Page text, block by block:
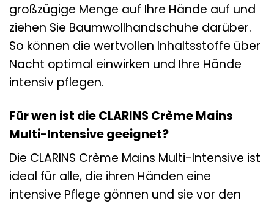
großzügige Menge auf Ihre Hände auf und
ziehen Sie Baumwollhandschuhe darüber.
So können die wertvollen Inhaltsstoffe über
Nacht optimal einwirken und Ihre Hände
intensiv pflegen.
Für wen ist die CLARINS Crème Mains
Multi-Intensive geeignet?
Die CLARINS Crème Mains Multi-Intensive ist
ideal für alle, die ihren Händen eine
intensive Pflege gönnen und sie vor den